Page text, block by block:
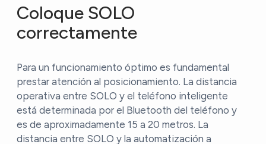
Coloque SOLO
correctamente
Para un funcionamiento óptimo es fundamental
prestar atención al posicionamiento. La distancia
operativa entre SOLO y el teléfono inteligente
está determinada por el Bluetooth del teléfono y
es de aproximadamente 15 a 20 metros. La
distancia entre SOLO y la automatización a